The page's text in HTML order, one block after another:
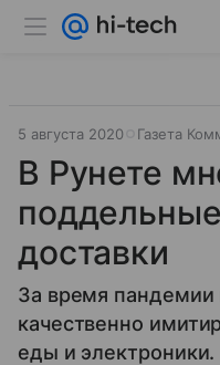
5 августа 2020 Газета
В Рунете
доставки
За время
качественно
еды и